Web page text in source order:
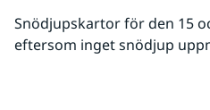
Snödjupskartor för den 15
eftersom inget snödjup